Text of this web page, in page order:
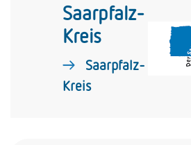
Saarpfalz-
Kreis
Saarpfalz-
Kreis